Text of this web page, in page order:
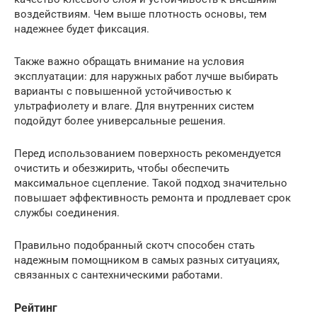
воздействиям. Чем выше плотность основы, тем
надежнее будет фиксация.
Также важно обращать внимание на условия
эксплуатации: для наружных работ лучше выбирать
варианты с повышенной устойчивостью к
ультрафиолету и влаге. Для внутренних систем
подойдут более универсальные решения.
Перед использованием поверхность рекомендуется
очистить и обезжирить, чтобы обеспечить
максимальное сцепление. Такой подход значительно
повышает эффективность ремонта и продлевает срок
службы соединения.
Правильно подобранный скотч способен стать
надежным помощником в самых разных ситуациях,
связанных с сантехническими работами.
Рейтинг